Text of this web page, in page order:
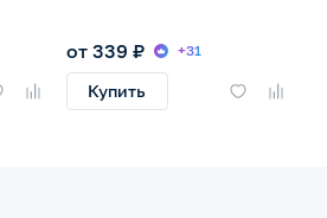
от 339 ₽ +31
Купить